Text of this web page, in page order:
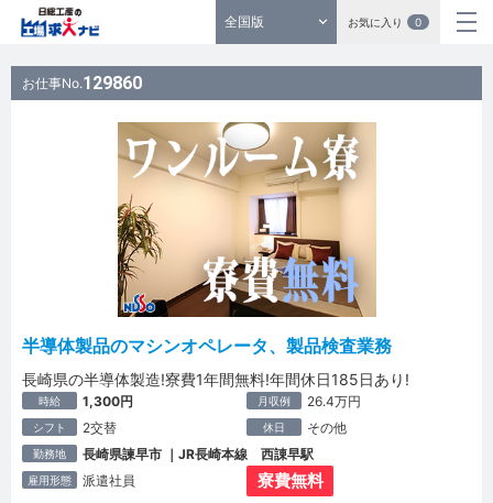
全国版 お気に入り 0
お仕事No.129860
半導体製品のマシンオペレータ、製品検査業務
長崎県の半導体製造!寮費1年間無料!年間休日185日あり!
時給 1,300円 月収例 26.4万円
シフト 2交替 休日 その他
勤務地 長崎県諫早市 ｜JR長崎本線 西諌早駅
雇用形態 派遣社員 寮費無料